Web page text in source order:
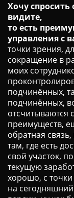
Хочу спросить
видите,
то есть
управления с
точки зрения,
сокращение в
моих
подчинённых,
подчинённых,
отсчитываются
преимуществ,
обратная
там, где есть
свой участок,
текущую
хорошо, с точки
на